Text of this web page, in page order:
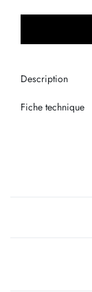
Description
Fiche technique